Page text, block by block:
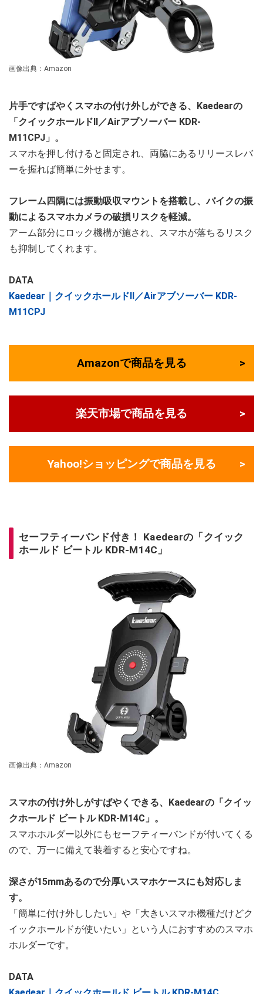
画像出典：Amazon
片手ですばやくスマホの付け外しができる、Kaedearの
「クイックホールドⅡ／Airアブソーバー KDR-
M11CPJ」。
スマホを押し付けると固定され、両脇にあるリリースレバ
ーを握れば簡単に外せます。
フレーム四隅には振動吸収マウントを搭載し、バイクの振
動によるスマホカメラの破損リスクを軽減。
アーム部分にロック機構が施され、スマホが落ちるリスク
も抑制してくれます。
DATA
Kaedear｜クイックホールドⅡ／Airアブソーバー KDR-
M11CPJ
Amazonで商品を見る
楽天市場で商品を見る
Yahoo!ショッピングで商品を見る
セーフティーバンド付き！ Kaedearの「クイック
ホールド ビートル KDR-M14C」
画像出典：Amazon
スマホの付け外しがすばやくできる、Kaedearの「クイッ
クホールド ビートル KDR-M14C」。
スマホホルダー以外にもセーフティーバンドが付いてくる
ので、万一に備えて装着すると安心ですね。
深さが15mmあるので分厚いスマホケースにも対応しま
す。
「簡単に付け外ししたい」や「大きいスマホ機種だけどク
イックホールドが使いたい」という人におすすめのスマホ
ホルダーです。
DATA